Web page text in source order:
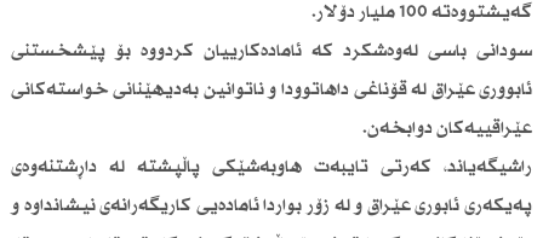
گەیشتووەتە 100 ملیار دۆلار.
سودانی‌ باسی‌ لەوەشكرد كە ئامادەكارییان كردووە بۆ پێشخستنی
ئابووری عێراق لە قۆناغی داهاتوودا و ناتوانین بەدیهێنانی خواستەكانی
عێراقییەكان دوابخەن.
راشیگەیاند، كەرتی تایبەت هاوبەشێكی پاڵپشتە لە داڕشتنەوەی
پەیكەری ئابوری عێراق و لە زۆر بواردا ئامادەیی كاریگەرانەی نیشانداوە و